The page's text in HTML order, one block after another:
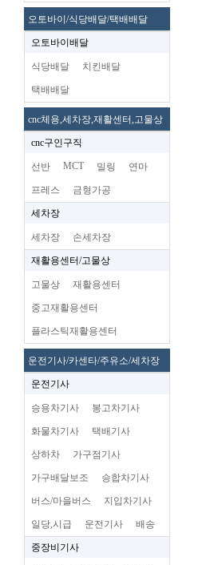
오토바이/식당배달/택배배달
오토바이배달
식당배달 치킨배달
택배배달
cnc체용,세차장,재활센터,고물상
cnc구인구직
선반 MCT 밀링 연마
프레스 금형가공
세차장
세차장 손세차장
재활용센터/고물상
고물상 재활용센터
중고재활용센터
플라스틱재활용센터
운전기사/카센타/주유소/세차장
운전기사
승용차기사 봉고차기사
화물차기사 택배기사
상하차 가구점기사
가구배달보조 승합차기사
버스/마을버스 지입차기사
일당,시급 운전기사 배송
중장비기사